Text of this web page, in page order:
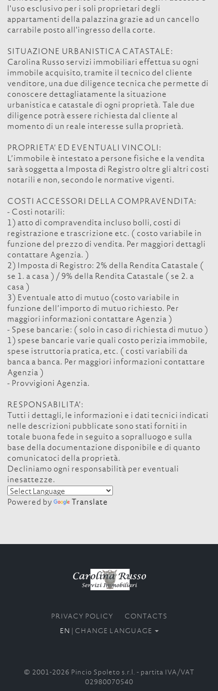
l'uso esclusivo per i soli proprietari degli
appartamenti della palazzina grazie ad un cancello
carrabile posto all'ingresso della corte.
SITUAZIONE URBANISTICA CATASTALE:
Carolina Russo servizi immobiliari effettua su ogni
immobile acquisito, tramite il tecnico del cliente
venditore, una due diligence tecnica che permette di
conoscere dettagliatamente la situazione
urbanistica e catastale di ogni proprietà. Tale due
diligence potrà essere richiesta dal cliente al
momento di un reale interesse sulla proprietà.
PROPRIETA’ ED EVENTUALI VINCOLI:
L’immobile è intestato a persone fisiche e la vendita
sarà soggetta a Imposta di Registro oltre gli altri costi
notarili e non, secondo le normative vigenti.
COSTI ACCESSORI DELLA COMPRAVENDITA:
- Costi notarili:
1) atto di compravendita incluso bolli, costi di
registrazione e trascrizione etc. ( costo variabile in
funzione del prezzo di vendita. Per maggiori dettagli
contattare Agenzia. )
2) Imposta di Registro: 2% della Rendita Catastale (
se 1. a casa ) / 9% della Rendita Catastale ( se 2. a
casa )
3) Eventuale atto di mutuo (costo variabile in
funzione dell’importo di mutuo richiesto. Per
maggiori informazioni contattare Agenzia )
- Spese bancarie: ( solo in caso di richiesta di mutuo )
1) spese bancarie varie quali costo perizia immobile,
spese istruttoria pratica, etc. ( costi variabili da
banca a banca. Per maggiori informazioni contattare
Agenzia )
- Provvigioni Agenzia.
RESPONSABILITA’:
Tutti i dettagli, le informazioni e i dati tecnici indicati
nelle descrizioni pubblicate sono stati forniti in
totale buona fede in seguito a sopralluogo e sulla
base della documentazione disponibile e di quanto
comunicatoci della proprietà.
Decliniamo ogni responsabilità per eventuali
inesattezze.
Powered by Translate
PRIVACY POLICY CONTACTS
EN | CHANGE LANGUAGE
© 2001-2026 Pincio Spoleto s.r.l. - partita IVA/VAT
02980070540